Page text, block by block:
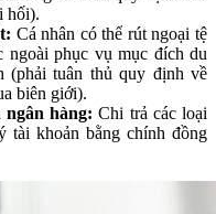
hối).
Cá nhân có thể rút ngoại tệ
ngoài phục vụ mục đích du
(phải tuân thủ quy định về
biên giới).
hàng: Chi trả các loại
tài khoản bằng chính đồng